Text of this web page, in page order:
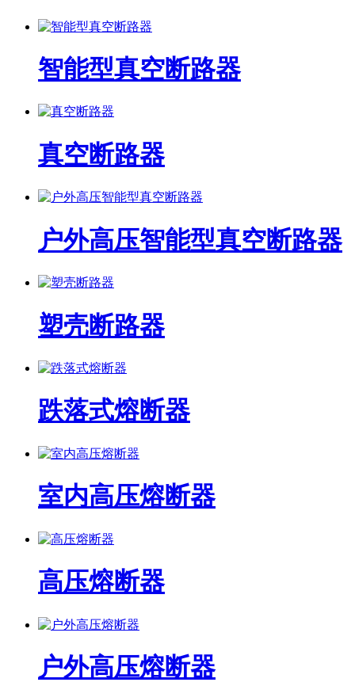
智能型真空断路器
真空断路器
户外高压智能型真空断路器
塑壳断路器
跌落式熔断器
室内高压熔断器
高压熔断器
户外高压熔断器